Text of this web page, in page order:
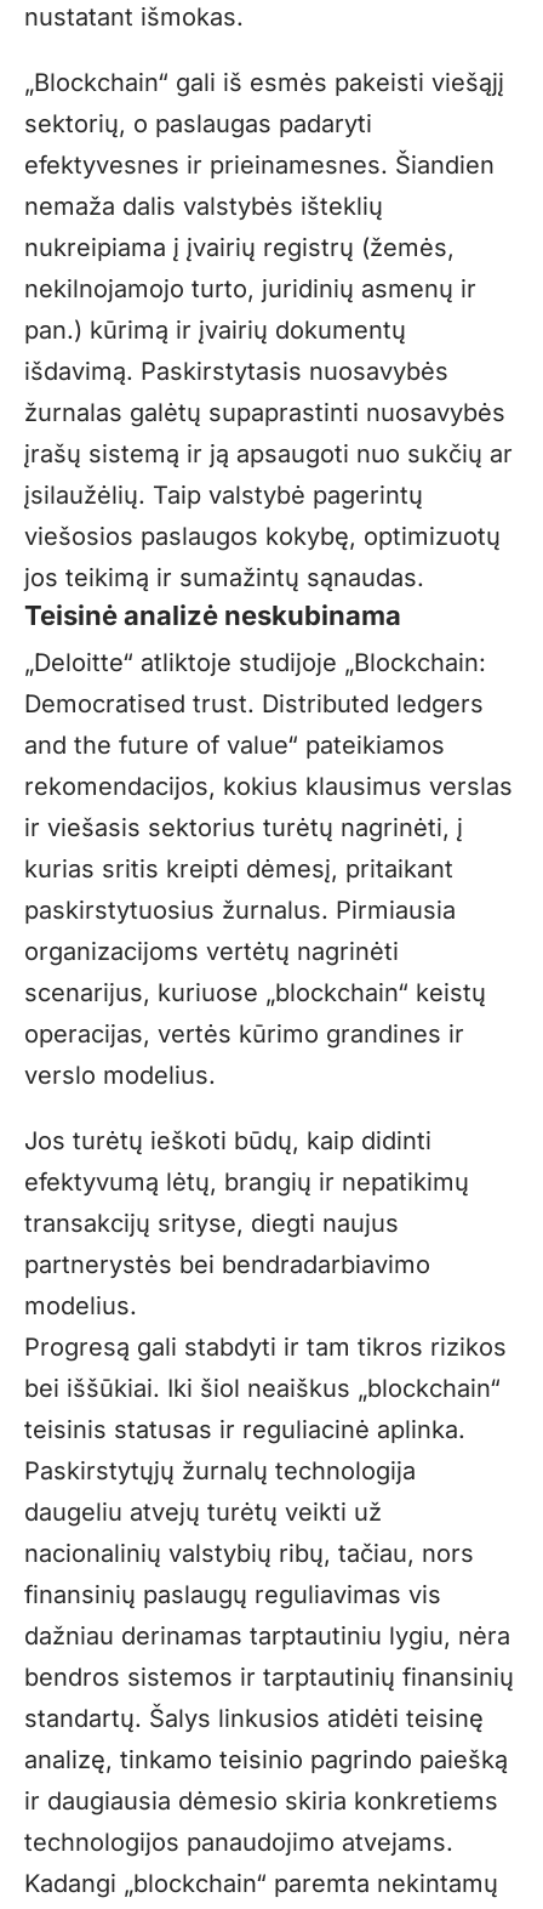
nustatant išmokas.
„Blockchain“ gali iš esmės pakeisti viešąjį
sektorių, o paslaugas padaryti
efektyvesnes ir prieinamesnes. Šiandien
nemaža dalis valstybės išteklių
nukreipiama į įvairių registrų (žemės,
nekilnojamojo turto, juridinių asmenų ir
pan.) kūrimą ir įvairių dokumentų
išdavimą. Paskirstytasis nuosavybės
žurnalas galėtų supaprastinti nuosavybės
įrašų sistemą ir ją apsaugoti nuo sukčių ar
įsilaužėlių. Taip valstybė pagerintų
viešosios paslaugos kokybę, optimizuotų
jos teikimą ir sumažintų sąnaudas.
Teisinė analizė neskubinama
„Deloitte“ atliktoje studijoje „Blockchain:
Democratised trust. Distributed ledgers
and the future of value“ pateikiamos
rekomendacijos, kokius klausimus verslas
ir viešasis sektorius turėtų nagrinėti, į
kurias sritis kreipti dėmesį, pritaikant
paskirstytuosius žurnalus. Pirmiausia
organizacijoms vertėtų nagrinėti
scenarijus, kuriuose „blockchain“ keistų
operacijas, vertės kūrimo grandines ir
verslo modelius.
Jos turėtų ieškoti būdų, kaip didinti
efektyvumą lėtų, brangių ir nepatikimų
transakcijų srityse, diegti naujus
partnerystės bei bendradarbiavimo
modelius.
Progresą gali stabdyti ir tam tikros rizikos
bei iššūkiai. Iki šiol neaiškus „blockchain“
teisinis statusas ir reguliacinė aplinka.
Paskirstytųjų žurnalų technologija
daugeliu atvejų turėtų veikti už
nacionalinių valstybių ribų, tačiau, nors
finansinių paslaugų reguliavimas vis
dažniau derinamas tarptautiniu lygiu, nėra
bendros sistemos ir tarptautinių finansinių
standartų. Šalys linkusios atidėti teisinę
analizę, tinkamo teisinio pagrindo paiešką
ir daugiausia dėmesio skiria konkretiems
technologijos panaudojimo atvejams.
Kadangi „blockchain“ paremta nekintamų